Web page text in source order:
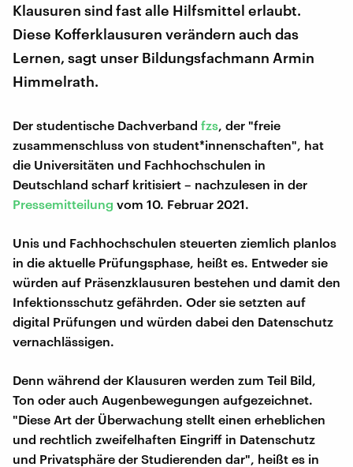
Klausuren sind fast alle Hilfsmittel erlaubt.
Diese Kofferklausuren verändern auch das
Lernen, sagt unser Bildungsfachmann Armin
Himmelrath.
Der studentische Dachverband fzs , der "freie
zusammenschluss von student*innenschaften", hat
die Universitäten und Fachhochschulen in
Deutschland scharf kritisiert – nachzulesen in der
Pressemitteilung vom 10. Februar 2021.
Unis und Fachhochschulen steuerten ziemlich planlos
in die aktuelle Prüfungsphase, heißt es. Entweder sie
würden auf Präsenzklausuren bestehen und damit den
Infektionsschutz gefährden. Oder sie setzten auf
digital Prüfungen und würden dabei den Datenschutz
vernachlässigen.
Denn während der Klausuren werden zum Teil Bild,
Ton oder auch Augenbewegungen aufgezeichnet.
"Diese Art der Überwachung stellt einen erheblichen
und rechtlich zweifelhaften Eingriff in Datenschutz
und Privatsphäre der Studierenden dar", heißt es in